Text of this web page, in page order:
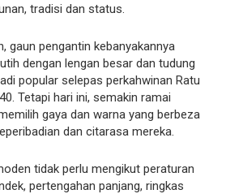
tradisi dan status.
gaun pengantin kebanyakannya
dengan lengan besar dan tudung
popular selepas perkahwinan Ratu
Tetapi hari ini, semakin ramai
gaya dan warna yang berbeza
dan citarasa mereka.
tidak perlu mengikut peraturan
pertengahan panjang, ringkas